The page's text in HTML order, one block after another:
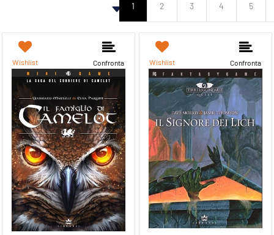
1 2 3 4 5
Wishlist Confronta Wishlist Confronta